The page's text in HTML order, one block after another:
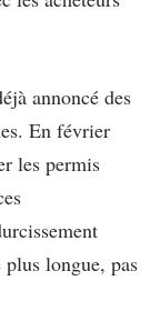
annoncé des
En février
les permis
plus longue, pas